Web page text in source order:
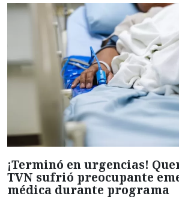
¡Terminó en urgencias!
TVN sufrió preocupante
médica durante programa